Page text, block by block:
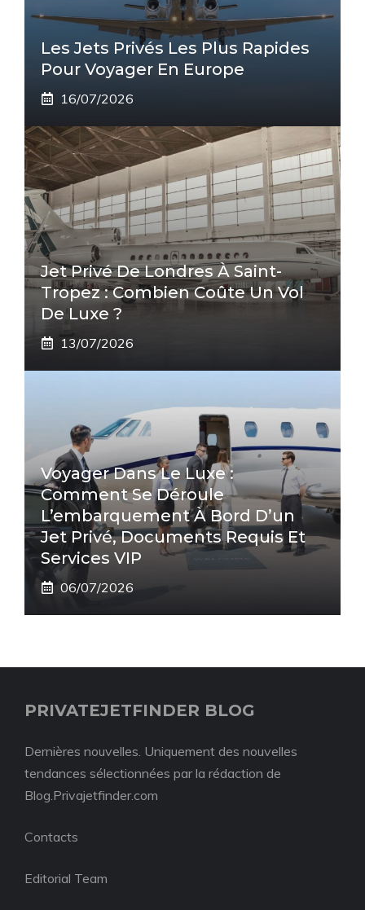
Les Jets Privés Les Plus Rapides
Pour Voyager En Europe
16/07/2026
Jet Privé De Londres À Saint-
Tropez : Combien Coûte Un Vol
De Luxe ?
13/07/2026
Voyager Dans Le Luxe :
Comment Se Déroule
L’embarquement À Bord D’un
Jet Privé, Documents Requis Et
Services VIP
06/07/2026
PRIVATEJETFINDER BLOG
Dernières nouvelles. Uniquement des nouvelles
tendances sélectionnées par la rédaction de
Blog.Privajetfinder.com
Contacts
Editorial Team